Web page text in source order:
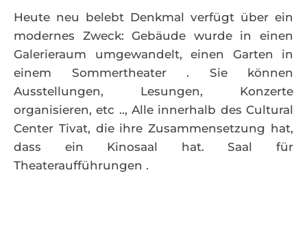
Heute neu belebt Denkmal verfügt über ein
modernes Zweck: Gebäude wurde in einen
Galerieraum umgewandelt, einen Garten in
einem Sommertheater . Sie können
Ausstellungen, Lesungen, Konzerte
organisieren, etc .., Alle innerhalb des Cultural
Center Tivat, die ihre Zusammensetzung hat,
dass ein Kinosaal hat. Saal für
Theateraufführungen .